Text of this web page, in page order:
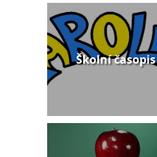
Školní časopis